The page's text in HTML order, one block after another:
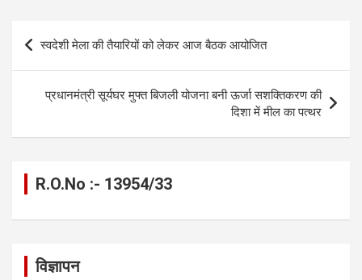
o
o
k
g A
p
a
n
Post
navigation
स्वदेशी मेला की तैयारियों को लेकर आज बैठक आयोजित
प्रधानमंत्री सूर्यघर मुफ्त बिजली योजना बनी ऊर्जा सशक्तिकरण की
दिशा में मील का पत्थर
R.O.No :- 13954/33
विज्ञापन